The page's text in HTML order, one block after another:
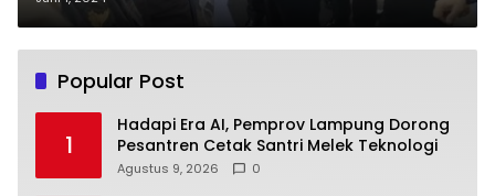
Popular Post
1
Hadapi Era AI, Pemprov Lampung Dorong
Pesantren Cetak Santri Melek Teknologi
Agustus 9, 2026 0